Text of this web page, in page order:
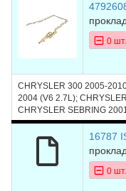
0
CHRYSLER 300 2005-
2004 (V6 2.7L);
CHRYSLER SEBRING
2004 (V6 2.7L); DODGE
16787
0